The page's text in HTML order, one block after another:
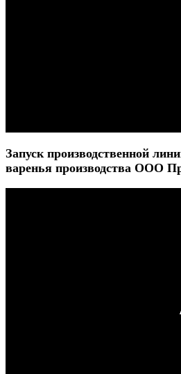
Запуск производственной
варенья производства ООО